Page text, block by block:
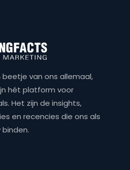
van ons allemaal,
hét platform voor
Het zijn de insights,
en recencies die ons als